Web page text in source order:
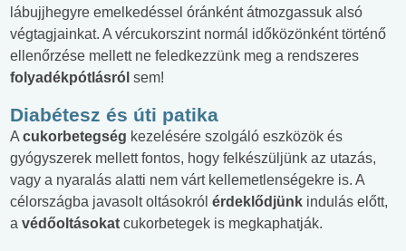
lábujjhegyre emelkedéssel óránként átmozgassuk alsó
végtagjainkat. A vércukorszint normál időközönként történő
ellenőrzése mellett ne feledkezzünk meg a rendszeres
folyadékpótlásról sem!
Diabétesz és úti patika
A cukorbetegség kezelésére szolgáló eszközök és
gyógyszerek mellett fontos, hogy felkészüljünk az utazás,
vagy a nyaralás alatti nem várt kellemetlenségekre is. A
célországba javasolt oltásokról érdeklődjünk indulás előtt,
a védőoltásokat cukorbetegek is megkaphatják.